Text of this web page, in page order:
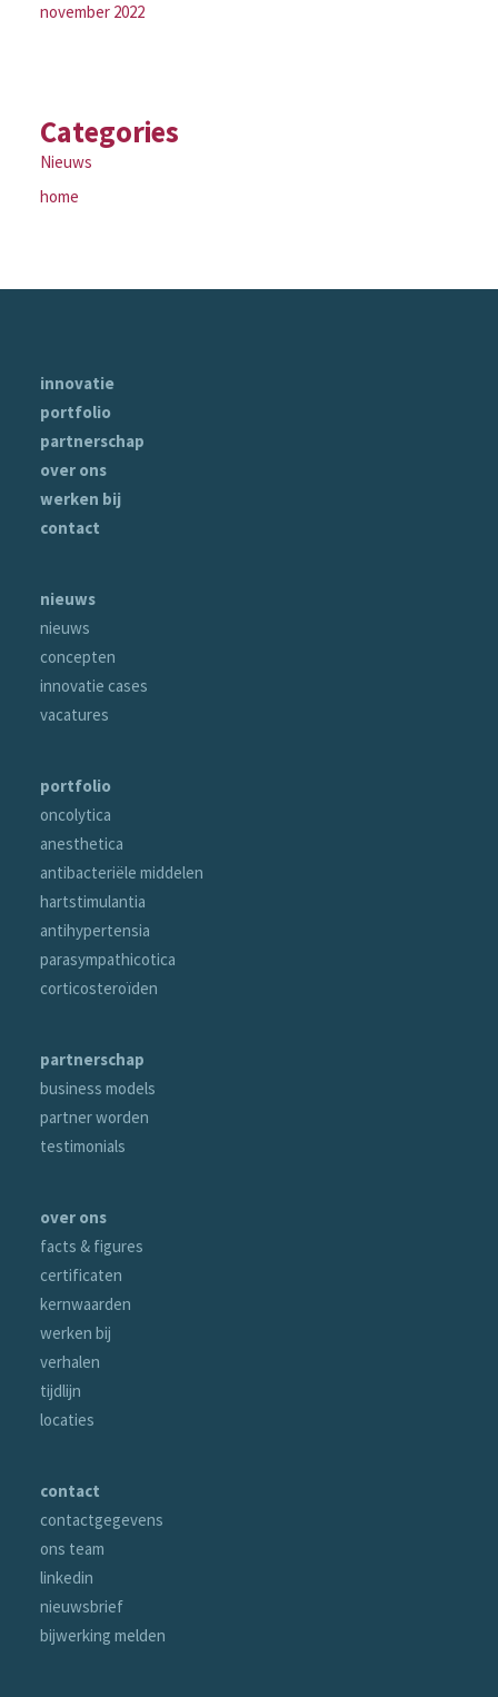
november 2022
Categories
Nieuws
home
innovatie
portfolio
partnerschap
over ons
werken bij
contact
nieuws
nieuws
concepten
innovatie cases
vacatures
portfolio
oncolytica
anesthetica
antibacteriële middelen
hartstimulantia
antihypertensia
parasympathicotica
corticosteroïden
partnerschap
business models
partner worden
testimonials
over ons
facts & figures
certificaten
kernwaarden
werken bij
verhalen
tijdlijn
locaties
contact
contactgegevens
ons team
linkedin
nieuwsbrief
bijwerking melden